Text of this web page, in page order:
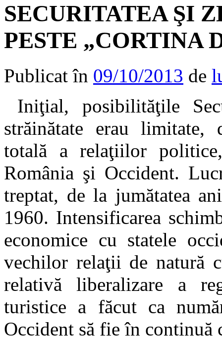
SECURITATEA ŞI
PESTE „CORTINA
Publicat în 09/10/2013 de
Iniţial, posibilităţile
străinătate erau limitate,
totală a relaţiilor
România şi Occident.
treptat, de la jumătatea
1960. Intensificarea
economice cu statele
vechilor relaţii de natură
relativă liberalizare a
turistice a făcut ca
Occident să fie în continuă